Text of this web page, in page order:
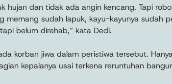
hujan dan tidak ada angin kencang. Tapi
memang sudah lapuk, kayu-kayunya sudah
belum direhab,” kata Dedi.
korban jiwa dalam peristiwa tersebut.
kepalanya usai terkena reruntuhan